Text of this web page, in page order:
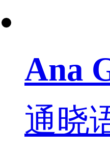
Ana
通晓